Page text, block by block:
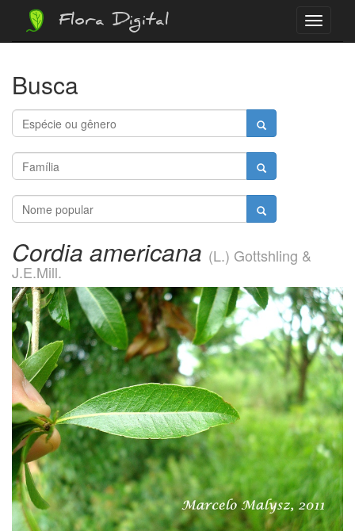
Menu
Flora Digital
Busca
Cordia americana (L.) Gottshling &
J.E.Mill.